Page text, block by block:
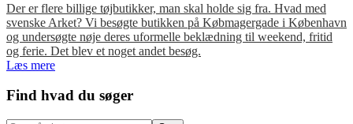
Der er flere billige tøjbutikker, man skal holde sig fra. Hvad med
svenske Arket? Vi besøgte butikken på Købmagergade i København
og undersøgte nøje deres uformelle beklædning til weekend, fritid
og ferie. Det blev et noget andet besøg.
Læs mere
Primær
Sidebar
Find hvad du søger